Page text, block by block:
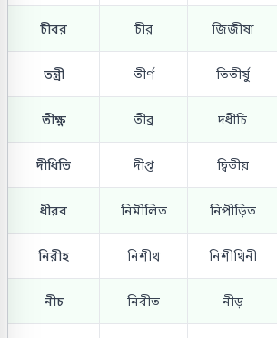
চীবর চীর জিজীষা
তন্ত্রী তীর্ণ তিতীর্ষু
তীক্ষ্ণ তীব্র দধীচি
দীধিতি দীপ্ত দ্বিতীয়
ধীরব নিমীলিত নিপীড়িত
নিরীহ নিশীথ নিশীথিনী
নীচ নিবীত নীড়